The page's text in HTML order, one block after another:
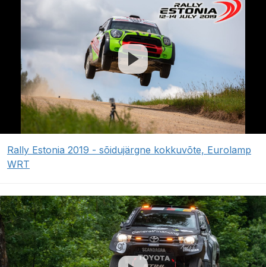
Rally Estonia 2019 - sõidujärgne kokkuvõte, Eurolamp
WRT